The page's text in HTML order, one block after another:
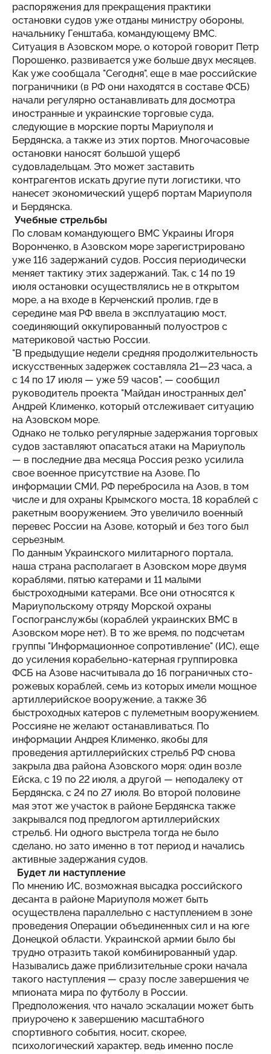
распоряжения для прекращения практики
остановки судов уже отданы министру обороны,
начальнику Генштаба, командующему ВМС.
Ситуация в Азовском море, о которой говорит Петр
Порошенко, развивается уже больше двух месяцев.
Как уже сообщала "Сегодня", еще в мае российские
пограничники (в РФ они находятся в составе ФСБ)
начали регулярно останавливать для досмотра
иностранные и украинские торговые суда,
следующие в морские порты Мариуполя и
Бердянска, а также из этих портов. Многочасовые
остановки наносят большой ущерб
судовладельцам. Это может заставить
контрагентов искать другие пути логистики, что
нанесет экономический ущерб портам Мариуполя
и Бердянска.
Учебные стрельбы
По словам командующего ВМС Украины Игоря
Воронченко, в Азовском море зарегистрировано
уже 116 задержаний судов. Россия периодически
меняет тактику этих задержаний. Так, с 14 по 19
июля остановки осуществлялись не в открытом
море, а на входе в Керченский пролив, где в
середине мая РФ ввела в эксплуатацию мост,
соединяющий оккупированный полуостров с
материковой частью России.
"В предыдущие недели средняя продолжительность
искусственных задержек составляла 21—23 часа, а
с 14 по 17 июля — уже 59 часов", — сообщил
руководитель проекта "Майдан иностранных дел"
Андрей Клименко, который отслеживает ситуацию
на Азовском море.
Однако не только регулярные задержания торговых
судов заставляют опасаться атаки на Мариуполь
— в последние два месяца Россия резко усилила
свое военное присутствие на Азове. По
информации СМИ, РФ перебросила на Азов, в том
числе и для охраны Крымского моста, 18 кораблей с
ракетным вооружением. Это увеличило военный
перевес России на Азове, который и без того был
серьезным.
По данным Украинского милитарного портала,
наша страна располагает в Азовском море двумя
кораблями, пятью катерами и 11 малыми
быстроходными катерами. Все они относятся к
Мариупольскому отряду Морской охраны
Госпогранслужбы (кораблей украинских ВМС в
Азовском море нет). В то же время, по подсчетам
группы "Информационное сопротивление" (ИС), еще
до усиления корабельно-катерная группи­­ровка
ФСБ на Азо­­ве насчитывала до 16 пограничных сто­­
рожевых кораблей, семь из ко­­торых имели мощное
артиллерийское вооружение, а также 36
быстроходных катеров с пулеметным вооружением.
Россияне не желают останавливаться. По
информации Андрея Клименко, якобы для
проведения артиллерийских стрельб РФ снова
закрыла два района Азовского моря: один возле
Ейска, с 19 по 22 июля, а другой — неподалеку от
Бердянска, с 24 по 27 июля. Во второй половине
мая этот же участок в районе Бердянска также
закрывался под предлогом артиллерийских
стрельб. Ни одного выстрела тогда не было
сделано, но зато именно в тот период и начались
активные задержания судов.
Будет ли наступление
По мнению ИС, возможная высадка российского
десанта в районе Мариуполя может быть
осуществлена параллельно с наступлением в зоне
проведения Операции объединенных сил и на юге
Донецкой области. Украинской армии было бы
трудно отразить такой комбинированный удар.
Назывались даже приблизительные сроки начала
такого наступления — сразу после завершения че
мпионата мира по футболу в России.
Предположения, что начало эскалации может быть
приурочено к завершению масштабного
спортивного события, носит, скорее,
психологический характер, ведь именно после